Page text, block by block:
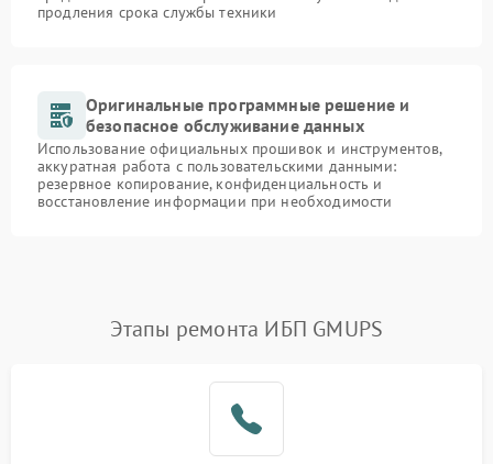
продления срока службы техники
Оригинальные программные решение и
безопасное обслуживание данных
Использование официальных прошивок и инструментов,
аккуратная работа с пользовательскими данными:
резервное копирование, конфиденциальность и
восстановление информации при необходимости
Этапы ремонта ИБП GMUPS